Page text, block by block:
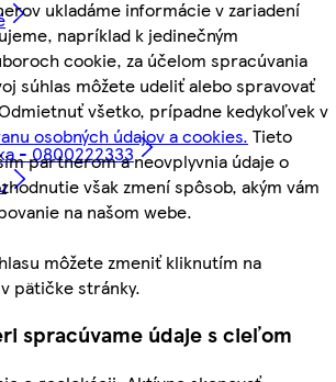
ukladáme informácie v zariadení
napríklad k jedinečným
cookie, za účelom spracúvania
súhlas môžete udeliť alebo spravovať
všetko, prípadne kedykoľvek v
osobných údajov a cookies. Tieto
partnerom a neovplyvnia údaje o
však zmení spôsob, akým vám
na našom webe.
môžete zmeniť kliknutím na
pätičke stránky.
spracúvame údaje s cieľom
- 0800222333